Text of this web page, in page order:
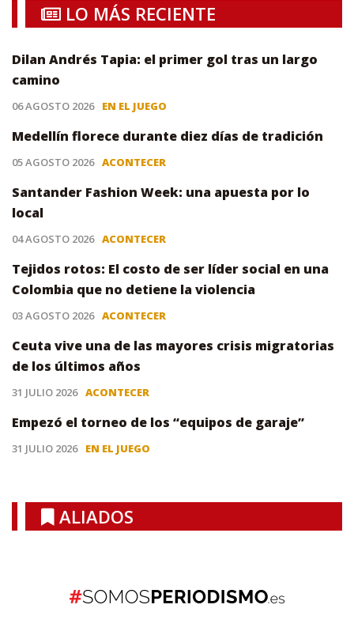
LO MÁS RECIENTE
Dilan Andrés Tapia: el primer gol tras un largo
camino
06 AGOSTO 2026 EN EL JUEGO
Medellín florece durante diez días de tradición
05 AGOSTO 2026 ACONTECER
Santander Fashion Week: una apuesta por lo
local
04 AGOSTO 2026 ACONTECER
Tejidos rotos: El costo de ser líder social en una
Colombia que no detiene la violencia
03 AGOSTO 2026 ACONTECER
Ceuta vive una de las mayores crisis migratorias
de los últimos años
31 JULIO 2026 ACONTECER
Empezó el torneo de los “equipos de garaje”
31 JULIO 2026 EN EL JUEGO
ALIADOS